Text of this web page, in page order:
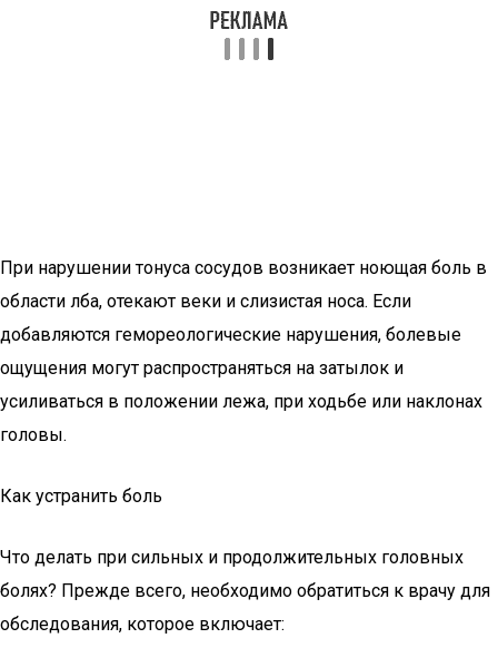
При нарушении тонуса сосудов возникает ноющая боль в
области лба, отекают веки и слизистая носа. Если
добавляются гемореологические нарушения, болевые
ощущения могут распространяться на затылок и
усиливаться в положении лежа, при ходьбе или наклонах
головы.
Как устранить боль
Что делать при сильных и продолжительных головных
болях? Прежде всего, необходимо обратиться к врачу для
обследования, которое включает: